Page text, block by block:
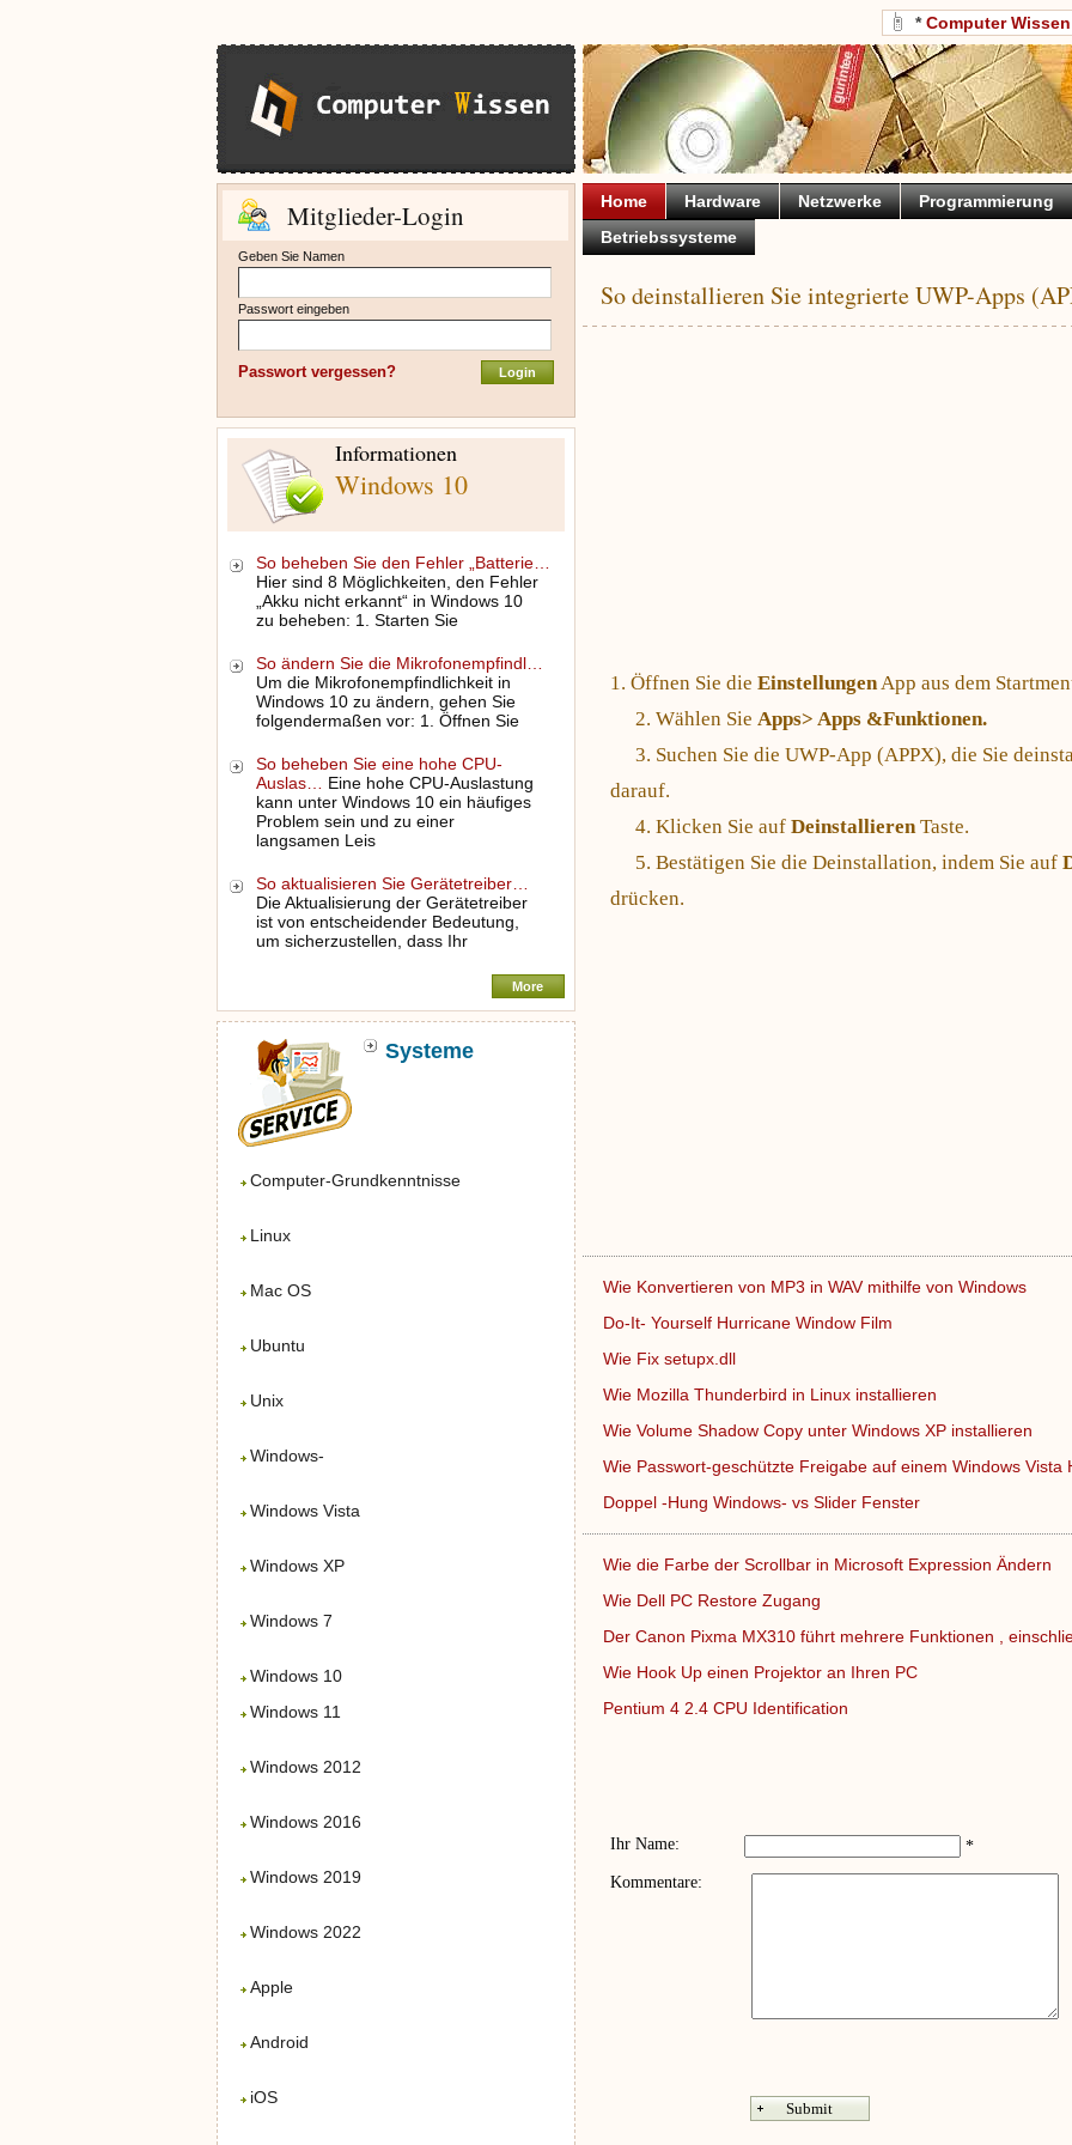
Mitglieder-Login
Geben Sie Namen
Passwort eingeben
Passwort vergessen?
Informationen
Windows 10
So beheben Sie den Fehler „Batterie…
Hier sind 8 Möglichkeiten, den Fehler
„Akku nicht erkannt“ in Windows 10
zu beheben: 1. Starten Sie
So ändern Sie die Mikrofonempfindl…
Um die Mikrofonempfindlichkeit in
Windows 10 zu ändern, gehen Sie
folgendermaßen vor: 1. Öffnen Sie
So beheben Sie eine hohe CPU-
Auslas…
Eine hohe CPU-Auslastung
kann unter Windows 10 ein häufiges
Problem sein und zu einer
langsamen Leis
So aktualisieren Sie Gerätetreiber…
Die Aktualisierung der Gerätetreiber
ist von entscheidender Bedeutung,
um sicherzustellen, dass Ihr
More
Systeme
Computer-Grundkenntnisse
Linux
Mac OS
Ubuntu
Unix
Windows-
Windows Vista
Windows XP
Windows 7
Windows 10
Windows 11
Windows 2012
Windows 2016
Windows 2019
Windows 2022
Apple
Android
iOS
*Computer Wissen
Home Hardware Netzwerke
Programmierung
Betriebssysteme
So deinstallieren Sie integrierte UWP-Apps
1. Öffnen Sie die EinstellungenApp aus dem
2. Wählen Sie Apps> Apps &Funktionen.
3. Suchen Sie die UWP-App (APPX), die Sie
darauf.
4. Klicken Sie auf DeinstallierenTaste.
5. Bestätigen Sie die Deinstallation, indem Sie auf
drücken.
Wie Konvertieren von MP3 in WAV mithilfe von Windows
Do-It- Yourself Hurricane Window Film
Wie Fix setupx.dll
Wie Mozilla Thunderbird in Linux installieren
Wie Volume Shadow Copy unter Windows XP installieren
Wie Passwort-geschützte Freigabe auf einem Windows
Doppel -Hung Windows- vs Slider Fenster
Wie die Farbe der Scrollbar in Microsoft Expression Ändern
Wie Dell PC Restore Zugang
Der Canon Pixma MX310 führt mehrere Funktionen ,
Wie Hook Up einen Projektor an Ihren PC
Pentium 4 2.4 CPU Identification
Ihr Name:
*
Kommentare: